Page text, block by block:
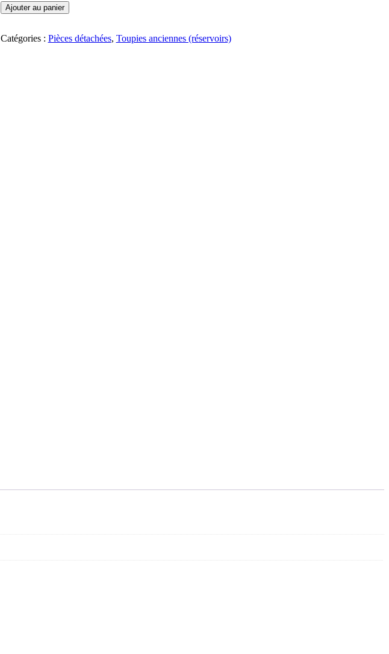
quantité
de
15
Ajouter au panier
Catégories : Pièces détachées, Toupies anciennes (réservoirs)